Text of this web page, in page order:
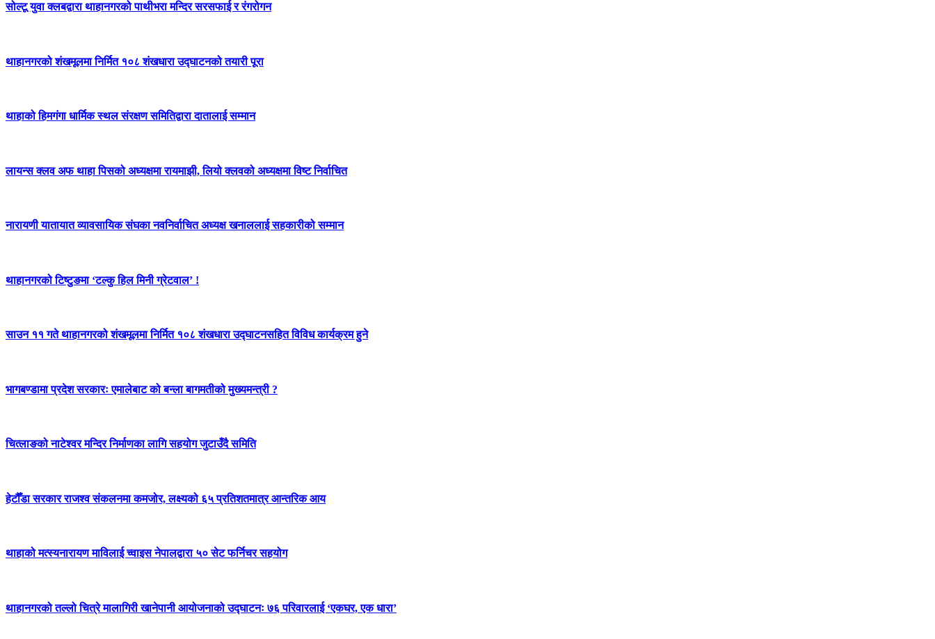
सोल्टू युवा क्लबद्वारा थाहानगरको पाथीभरा मन्दिर सरसफाई र रंगरोगन
थाहानगरको शंखमूलमा निर्मित १०८ शंखधारा उद्घाटनको तयारी पूरा
थाहाको हिमगंगा धार्मिक स्थल संरक्षण समितिद्वारा दातालाई सम्मान
लायन्स क्लव अफ थाहा पिसको अध्यक्षमा रायमाझी, लियो क्लवको अध्यक्षमा विष्ट निर्वाचित
नारायणी यातायात व्यावसायिक संघका नवनिर्वाचित अध्यक्ष खनाललाई सहकारीको सम्मान
थाहानगरको टिष्टुङमा ‘टल्कु हिल मिनी ग्रेटवाल’ !
साउन ११ गते थाहानगरको शंखमूलमा निर्मित १०८ शंखधारा उद्घाटनसहित विविध कार्यक्रम हुने
भागबण्डामा प्रदेश सरकारः एमालेबाट को बन्ला बागमतीको मुख्यमन्त्री ?
चित्लाङको नाटेश्वर मन्दिर निर्माणका लागि सहयोग जुटाउँदै समिति
हेटौँडा सरकार राजश्व संकलनमा कमजोर, लक्ष्यको ६५ प्रतिशतमात्र आन्तरिक आय
थाहाको मत्स्यनारायण माविलाई च्वाइस नेपालद्वारा ५० सेट फर्निचर सहयोग
थाहानगरको तल्लो चित्रे मालागिरी खानेपानी आयोजनाको उद्घाटनः ७६ परिवारलाई ‘एकघर, एक धारा’